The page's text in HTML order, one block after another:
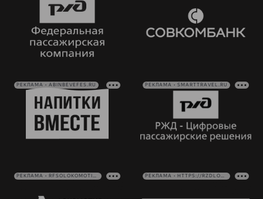
РЕКЛАМА • ABINBEVEFES.RU РЕКЛАМА • SMARTTRAVEL.RU
РЕКЛАМА • RFSOLOKOMOTIV.RU РЕКЛАМА • HTTPS://RZDLOG.RU/